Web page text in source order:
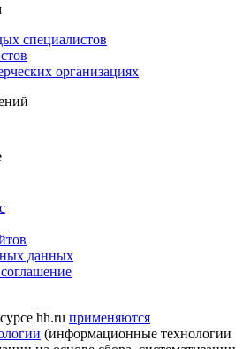
специалистов
организациях
данных
hh.ru применяются
(информационные технологии